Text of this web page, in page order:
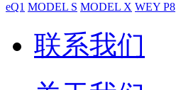
eQ1 MODEL S MODEL X WEY P8
联系我们